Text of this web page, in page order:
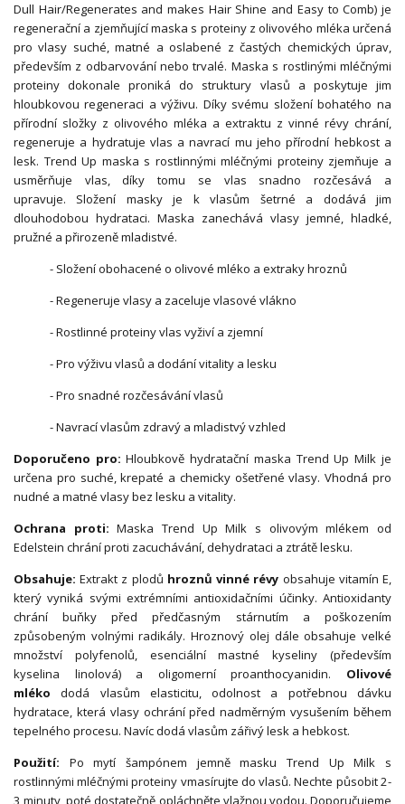
Dull Hair/Regenerates and makes Hair Shine and Easy to Comb) je
regenerační a zjemňující maska s proteiny z olivového mléka určená
pro vlasy suché, matné a oslabené z častých chemických úprav,
především z odbarvování nebo trvalé. Maska s rostlinými mléčnými
proteiny dokonale proniká do struktury vlasů a poskytuje jim
hloubkovou regeneraci a výživu. Díky svému složení bohatého na
přírodní složky z olivového mléka a extraktu z vinné révy chrání,
regeneruje a hydratuje vlas a navrací mu jeho přírodní hebkost a
lesk. Trend Up maska s rostlinnými mléčnými proteiny zjemňuje a
usměrňuje vlas, díky tomu se vlas snadno rozčesává a
upravuje. Složení masky je k vlasům šetrné a dodává jim
dlouhodobou hydrataci. Maska zanechává vlasy jemné, hladké,
pružné a přirozeně mladistvé.
- Složení obohacené o olivové mléko a extraky hroznů
- Regeneruje vlasy a zaceluje vlasové vlákno
- Rostlinné proteiny vlas vyživí a zjemní
- Pro výživu vlasů a dodání vitality a lesku
- Pro snadné rozčesávání vlasů
- Navrací vlasům zdravý a mladistvý vzhled
Doporučeno pro:Hloubkově hydratační maska Trend Up Milk je
určena pro suché, krepaté a chemicky ošetřené vlasy. Vhodná pro
nudné a matné vlasy bez lesku a vitality.
Ochrana proti:Maska Trend Up Milk s olivovým mlékem od
Edelstein chrání proti zacuchávání, dehydrataci a ztrátě lesku.
Obsahuje:Extrakt z plodů hroznů vinné révy obsahuje vitamín E,
který vyniká svými extrémními antioxidačními účinky. Antioxidanty
chrání buňky před předčasným stárnutím a poškozením
způsobeným volnými radikály. Hroznový olej dále obsahuje velké
množství polyfenolů, esenciální mastné kyseliny (především
kyselina linolová) a oligomerní proanthocyanidin. Olivové
mlékododá vlasům elasticitu, odolnost a potřebnou dávku
hydratace, která vlasy ochrání před nadměrným vysušením během
tepelného procesu. Navíc dodá vlasům zářivý lesk a hebkost.
Použití: Po mytí šampónem jemně masku Trend Up Milk s
rostlinnými mléčnými proteiny vmasírujte do vlasů. Nechte působit 2-
3 minuty, poté dostatečně opláchněte vlažnou vodou. Doporučujeme